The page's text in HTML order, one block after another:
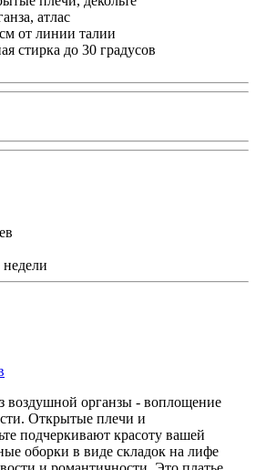
атлас
от линии талии
стирка до 30 градусов
воздушной органзы - воплощение
Открытые плечи и
подчеркивают красоту вашей
оборки в виде складок на лифе